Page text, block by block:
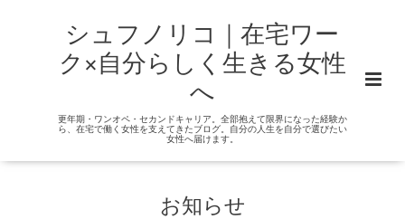
シュフノリコ｜在宅ワー
ク×自分らしく生きる女性
へ
更年期・ワンオペ・セカンドキャリア。全部抱えて限界になった経験か
ら、在宅で働く女性を支えてきたブログ。自分の人生を自分で選びたい
女性へ届けます。
お知らせ